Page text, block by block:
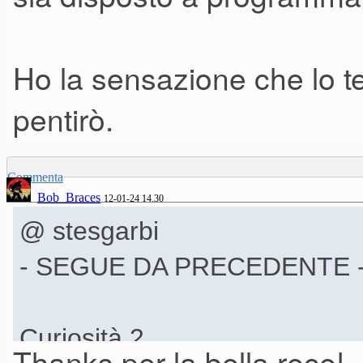
Ho la sensazione che lo
pentirò.
Commenta
Bob_Braces 12-01-24 14.30
@ stesgarbi
- SEGUE DA PRECEDENTE
Curiosità 2